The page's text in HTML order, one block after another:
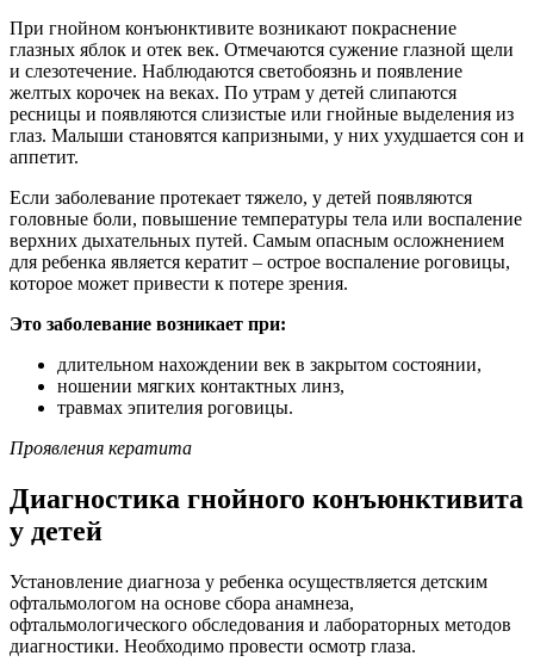
При гнойном конъюнктивите возникают покраснение
глазных яблок и отек век. Отмечаются сужение глазной щели
и слезотечение. Наблюдаются светобоязнь и появление
желтых корочек на веках. По утрам у детей слипаются
ресницы и появляются слизистые или гнойные выделения из
глаз. Малыши становятся капризными, у них ухудшается сон и
аппетит.
Если заболевание протекает тяжело, у детей появляются
головные боли, повышение температуры тела или воспаление
верхних дыхательных путей. Самым опасным осложнением
для ребенка является кератит – острое воспаление роговицы,
которое может привести к потере зрения.
Это заболевание возникает при:
длительном нахождении век в закрытом состоянии,
ношении мягких контактных линз,
травмах эпителия роговицы.
Проявления кератита
Диагностика гнойного конъюнктивита
у детей
Установление диагноза у ребенка осуществляется детским
офтальмологом на основе сбора анамнеза,
офтальмологического обследования и лабораторных методов
диагностики. Необходимо провести осмотр глаза.